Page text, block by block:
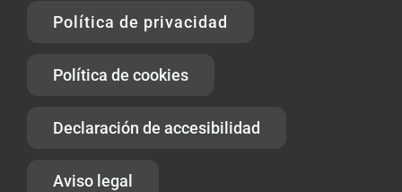
Política de privacidad
Política de cookies
Declaración de accesibilidad
Aviso legal